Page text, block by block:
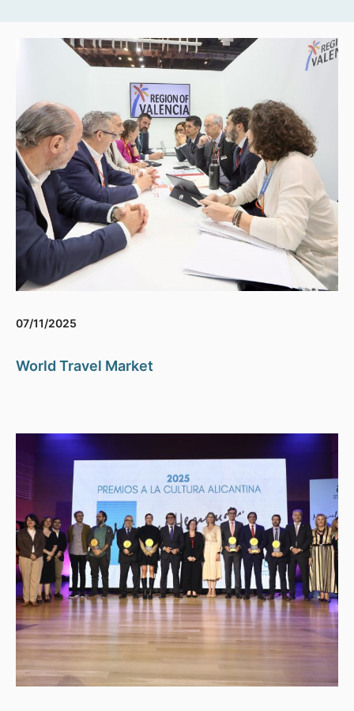
07/11/2025
World Travel Market